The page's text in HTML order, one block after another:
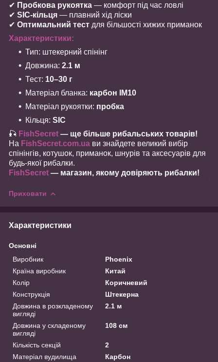
✔ Пробкова рукоятка — комфорт під час ловлі
✔ SIC-кільця — плавний хід ліски
✔ Оптимальний тест для більшості хижих приманок
Характеристики:
Тип: штекерний спінінг
Довжина: 2.1 м
Тест: 10–30 г
Матеріал бланка: карбон IM10
Матеріал рукоятки: пробка
Кільця: SIC
🎣 FishSecret — ще більше рибальських товарів!
На FishSecret.com.ua ви знайдете великий вибір
спінінгів, котушок, приманок, шнурів та аксесуарів для
будь-якої рибалки.
FishSecret — магазин, якому довіряють рибалки!
Приховати
Характеристики
Основні
Виробник
Phoenix
Країна виробник
Китай
Колір
Коричневий
Конструкція
Штекерна
Довжина в розкладеному
вигляді
2.1 м
Довжина у складеному
вигляді
108 см
Кількість секцій
2
Матеріал вудилища
Карбон